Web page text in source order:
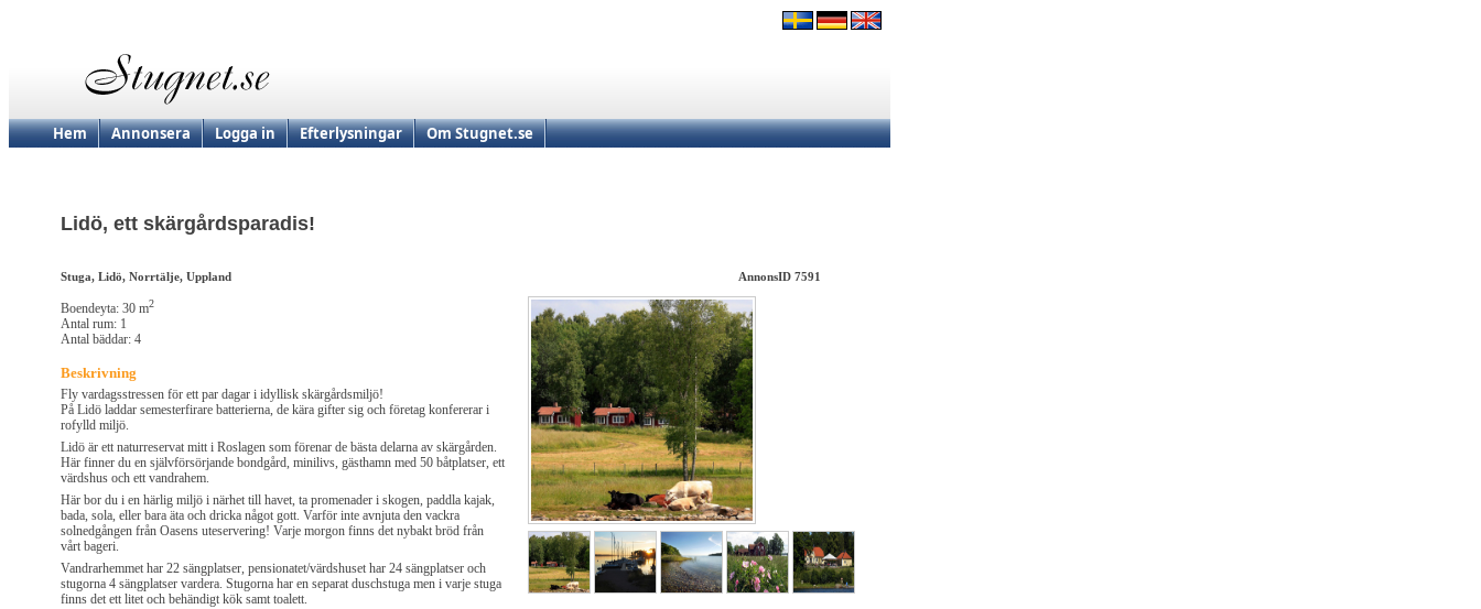
Hem Annonsera Logga in Efterlysningar Om Stugnet.se
Lidö, ett skärgårdsparadis!
Stuga, Lidö, Norrtälje, Uppland AnnonsID 7591
Boendeyta: 30 m2
Antal rum: 1
Antal bäddar: 4
Beskrivning
Fly vardagsstressen för ett par dagar i idyllisk skärgårdsmiljö!
På Lidö laddar semesterfirare batterierna, de kära gifter sig och företag konfererar i
rofylld miljö.
Lidö är ett naturreservat mitt i Roslagen som förenar de bästa delarna av skärgården.
Här finner du en självförsörjande bondgård, minilivs, gästhamn med 50 båtplatser, ett
värdshus och ett vandrahem.
Här bor du i en härlig miljö i närhet till havet, ta promenader i skogen, paddla kajak,
bada, sola, eller bara äta och dricka något gott. Varför inte avnjuta den vackra
solnedgången från Oasens uteservering! Varje morgon finns det nybakt bröd från
vårt bageri.
Vandrarhemmet har 22 sängplatser, pensionatet/värdshuset har 24 sängplatser och
stugorna 4 sängplatser vardera. Stugorna har en separat duschstuga men i varje stuga
finns det ett litet och behändigt kök samt toalett.